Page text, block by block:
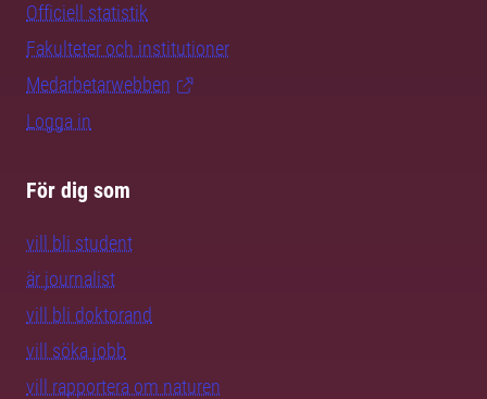
Officiell statistik
Fakulteter och institutioner
Medarbetarwebben
Logga in
För dig som
vill bli student
är journalist
vill bli doktorand
vill söka jobb
vill rapportera om naturen